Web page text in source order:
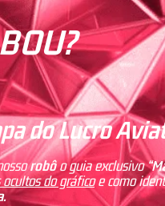
do Lucro
robôo guia exclusivo
do gráficoe como